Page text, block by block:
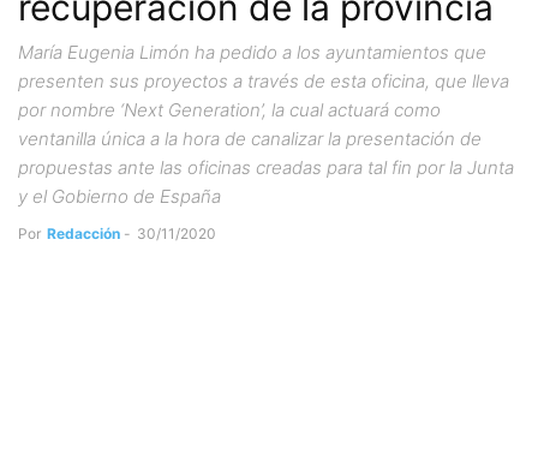
María Eugenia Limón ha pedido a los ayuntamientos que
presenten sus proyectos a través de esta oficina, que lleva
por nombre ‘Next Generation’, la cual actuará como
ventanilla única a la hora de canalizar la presentación de
propuestas ante las oficinas creadas para tal fin por la Junta
y el Gobierno de España
Por Redacción - 30/11/2020